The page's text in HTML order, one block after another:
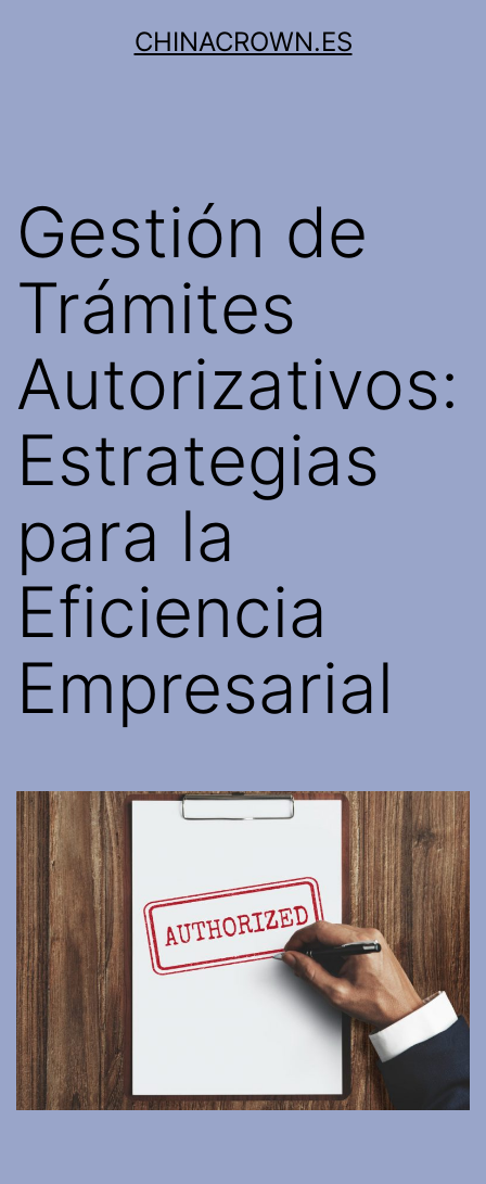
CHINACROWN.ES
Gestión de
Trámites
Autorizativos:
Estrategias
para la
Eficiencia
Empresarial